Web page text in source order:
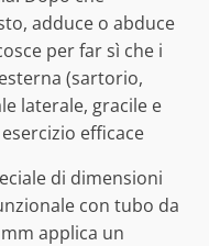
adduce o abduce
per far sì che i
(sartorio,
laterale, gracile e
efficace
di dimensioni
con tubo da
applica un